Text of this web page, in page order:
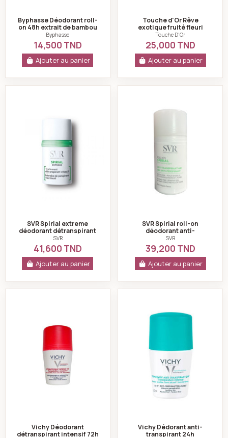
Byphasse Déodorant roll-
on 48h extrait de bambou
anti-taches 50ml
Byphasse
14,500 TND
Ajouter au panier
Touche d'Or Rêve
exotique fruité fleuri
Déodorant stick
Touche D'Or
25,000 TND
Ajouter au panier
SVR Spirial extreme
déodorant détranspirant
intensif 20ml
SVR
41,600 TND
Ajouter au panier
SVR Spirial roll-on
déodorant anti-
transpirant intense 48h
50ml
SVR
39,200 TND
Ajouter au panier
Vichy Déodorant
détranspirant intensif 72h
Vichy Dédorant anti-
transpirant 24h